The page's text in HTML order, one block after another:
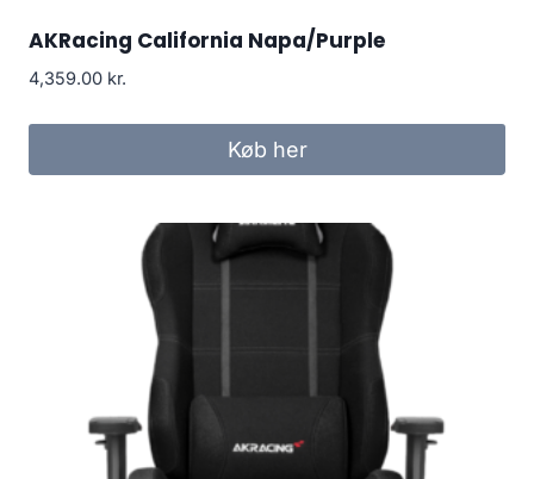
AKRacing California Napa/Purple
4,359.00 kr.
Køb her